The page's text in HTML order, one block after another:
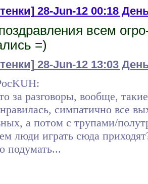
28-Jun-12 00:18
всем
=)
28-Jun-12 13:03
за разговоры, вообще,
симпатично все
а потом с трупами/
люди играть сюда
подумать...